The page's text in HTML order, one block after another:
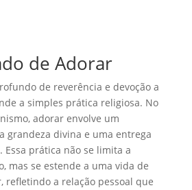
de Adorar
de reverência e devoção a
a simples prática religiosa. No
adorar envolve um
grandeza divina e uma entrega
Essa prática não se limita a
mas se estende a uma vida de
refletindo a relação pessoal que